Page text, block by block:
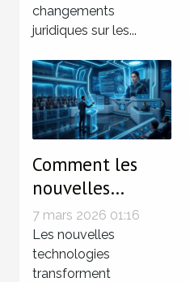
changements
juridiques sur les...
Comment les
nouvelles
technologies
influencent-elles
le droit
7 mars 2026 01:16
Les nouvelles
technologies
transforment